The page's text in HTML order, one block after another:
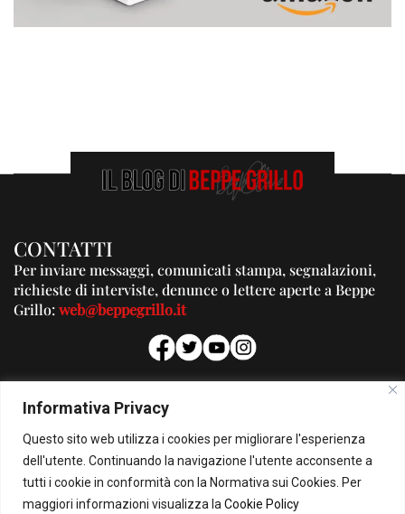
Informativa Privacy
Questo sito web utilizza i cookies per migliorare l'esperienza
dell'utente. Continuando la navigazione l'utente acconsente a
tutti i cookie in conformità con la Normativa sui Cookies. Per
maggiori informazioni visualizza la Cookie Policy
CONTATTI
Per inviare messaggi, comunicati stampa, segnalazioni,
richieste di interviste, denunce o lettere aperte a Beppe
Grillo:web@beppegrillo.it
PUBBLICITA'
Per la tua pubblicità su questo Blog:
pubblicita@beppegrillo.it